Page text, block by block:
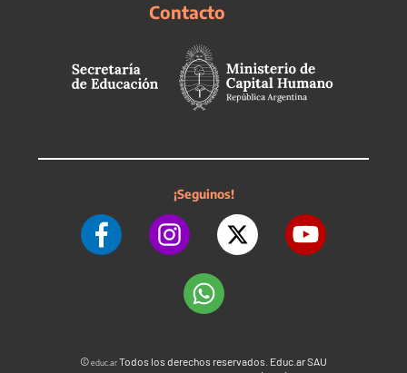
Contacto
¡Seguinos!
©educ.arTodos los derechos reservados. Educ.ar SAU